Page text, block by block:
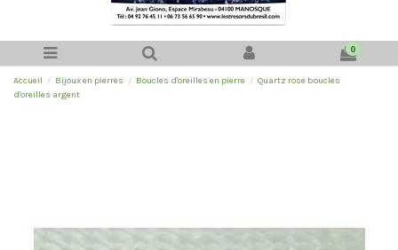
0
Accueil Bijoux en pierres Boucles d'oreilles en pierre
Quartz rose boucles
d'oreilles argent